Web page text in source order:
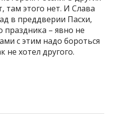
там этого нет. И Слава
в преддверии Пасхи,
праздника – явно не
с этим надо бороться
не хотел другого.